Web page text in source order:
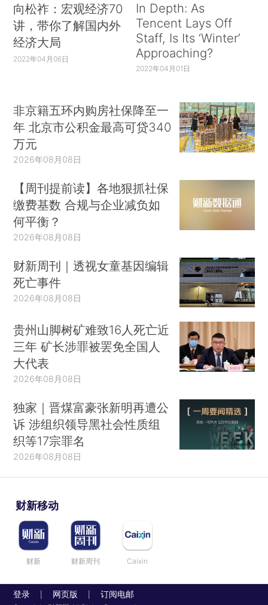
向松祚：宏观经济70
讲，带你了解国内外
经济大局
2022年04月06日
In Depth: As
Tencent Lays Off
Staff, Is Its ‘Winter’
Approaching?
2022年04月01日
非京籍五环内购房社保降至一
年 北京市公积金最高可贷340
万元
2026年08月08日
【周刊提前读】各地狠抓社保
缴费基数 合规与企业减负如
何平衡？
2026年08月08日
财新周刊｜透视女童基因编辑
死亡事件
2026年08月08日
贵州山脚树矿难致16人死亡近
三年 矿长涉罪被罢免全国人
大代表
2026年08月08日
独家｜晋煤富豪张新明再遭公
诉 涉组织领导黑社会性质组
织等17宗罪名
2026年08月08日
财新移动
财新 财新周刊 Caixin
登录 网页版 订阅电邮